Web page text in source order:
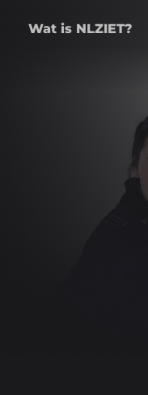
Wat is NLZIET?